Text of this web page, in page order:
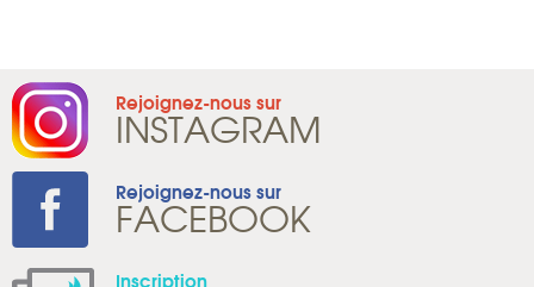
Rejoignez-nous sur
INSTAGRAM
Rejoignez-nous sur
FACEBOOK
Inscription